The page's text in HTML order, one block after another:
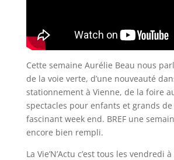
Cette semaine Aurélie Beau nous
de la voie verte, d’une nouveauté
stationnement à Vienne, de la foire
spectacles pour enfants et grands
fascinant week end. BREF une
encore bien rempli.
La Vie’N’Actu c’est tous les vendredi